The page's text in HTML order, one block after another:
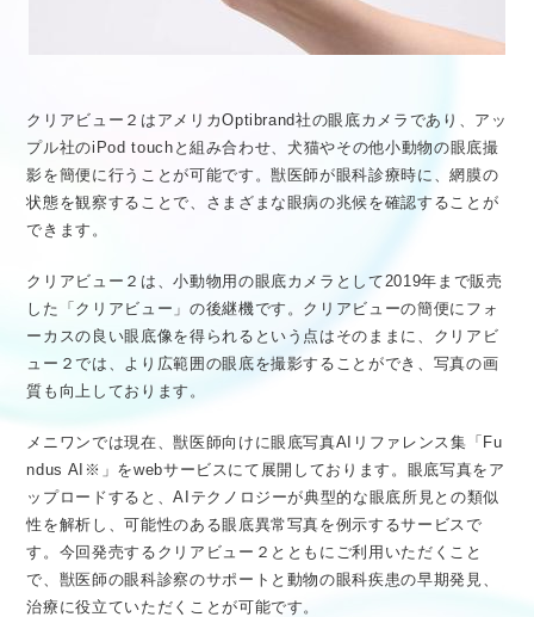
クリアビュー２はアメリカOptibrand社の眼底カメラであり、アッ
プル社のiPod touchと組み合わせ、犬猫やその他小動物の眼底撮
影を簡便に行うことが可能です。獣医師が眼科診療時に、網膜の
状態を観察することで、さまざまな眼病の兆候を確認することが
できます。
クリアビュー２は、小動物用の眼底カメラとして2019年まで販売
した「クリアビュー」の後継機です。クリアビューの簡便にフォ
ーカスの良い眼底像を得られるという点はそのままに、クリアビ
ュー２では、より広範囲の眼底を撮影することができ、写真の画
質も向上しております。
メニワンでは現在、獣医師向けに眼底写真AIリファレンス集「Fu
ndus AI※」をwebサービスにて展開しております。眼底写真をア
ップロードすると、AIテクノロジーが典型的な眼底所見との類似
性を解析し、可能性のある眼底異常写真を例示するサービスで
す。今回発売するクリアビュー２とともにご利用いただくこと
で、獣医師の眼科診察のサポートと動物の眼科疾患の早期発見、
治療に役立ていただくことが可能です。